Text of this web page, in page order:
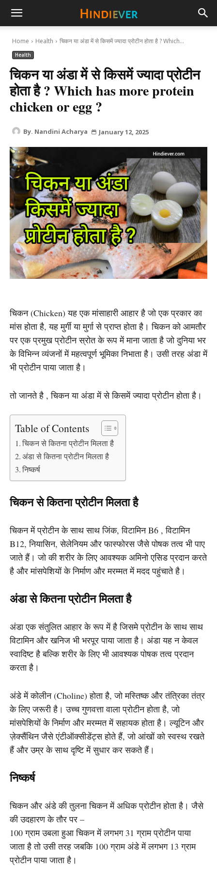
hindiever
Home Health चिकन या अंडा में से किसमें ज्यादा प्रोटीन होता है ? Which...
Health
चिकन या अंडा में से किसमें ज्यादा प्रोटीन
होता है ? Which has more protein
chicken or egg ?
By. Nandini Acharya January 12, 2025
चिकन (Chicken) यह एक मांसाहारी आहार है जो एक प्रकार का
मांस होता है, यह मुर्गी या मुर्गा से प्राप्त होता है। चिकन को आमतौर
पर एक प्रमुख प्रोटीन स्रोत के रूप में माना जाता है जो दुनिया भर
के विभिन्न व्यंजनों में महत्वपूर्ण भूमिका निभाता है। उसी तरह अंडा में
भी प्रोटीन पाया जाता है।
तो जानते है , चिकन या अंडा में से किसमें ज्यादा प्रोटीन होता है।
Table of Contents
चिकन से कितना प्रोटीन मिलता है
अंडा से कितना प्रोटीन मिलता है
निष्कर्ष
चिकन से कितना प्रोटीन मिलता है
चिकन में प्रोटीन के साथ साथ जिंक, विटामिन B6 , विटामिन
B12, नियासिन, सेलेनियम और फास्फोरस जैसे पोषक तत्व भी पाए
जाते हैं। जो की शरीर के लिए आवश्यक अमिनो एसिड प्रदान करते
है और मांसपेशियों के निर्माण और मरम्मत में मदद पहुंचाते है।
अंडा से कितना प्रोटीन मिलता है
अंडा एक संतुलित आहार के रूप में है जिसमे प्रोटीन के साथ साथ
विटामिन और खनिज भी भरपूर पाया जाता है। अंडा यह न केवल
स्वादिष्ट है बल्कि शरीर के लिए भी आवश्यक पोषक तत्व प्रदान
करता है।
अंडे में कोलीन (Choline) होता है, जो मस्तिष्क और तंत्रिका तंत्र
के लिए जरूरी है। उच्च गुणवत्ता वाला प्रोटीन होता है, जो
मांसपेशियों के निर्माण और मरम्मत में सहायक होता है। ल्यूटिन और
ज़ेक्सैंथिन जैसे एंटीऑक्सीडेंट्स होते हैं, जो आंखों को स्वस्थ रखते
हैं और उम्र के साथ दृष्टि में सुधार कर सकते हैं।
निष्कर्ष
चिकन और अंडे की तुलना चिकन में अधिक प्रोटीन होता है। जैसे
की उदहारण के तौर पर –
100 ग्राम उबला हुआ चिकन में लगभग 31 ग्राम प्रोटीन पाया
जाता है तो उसी तरह जबकि 100 ग्राम अंडे में लगभग 13 ग्राम
प्रोटीन पाया जाता है।